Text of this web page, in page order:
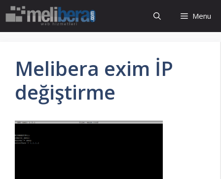
İçeriğe
Menu
Melibera exim İP
değiştirme